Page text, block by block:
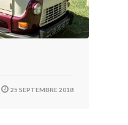
25 SEPTEMBRE 2018